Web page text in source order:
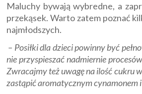
Maluchy bywają wybredne, a
przekąsek. Warto zatem poznać
najmłodszych.
– Posiłki dla dzieci powinny być
nie przyspieszać nadmiernie
Zwracajmy też uwagę na ilość cukru
zastąpić aromatycznym cynamonem